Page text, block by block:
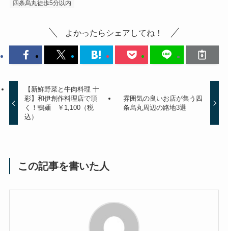
四条烏丸徒歩5分以内
よかったらシェアしてね！
【新鮮野菜と牛肉料理 十
彩】和伊創作料理店で頂
く！鴨麺 ￥1,100（税
込）
雰囲気の良いお店が集う四
条烏丸周辺の路地3選
この記事を書いた人